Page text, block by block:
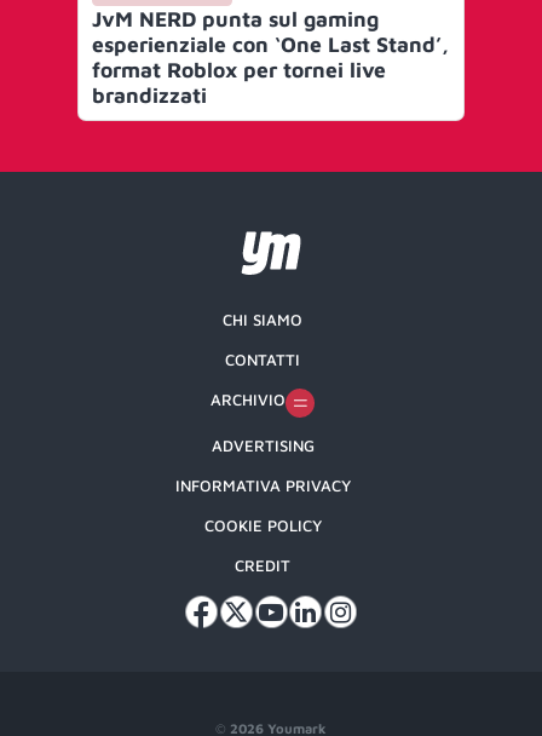
JvM NERD punta sul gaming
esperienziale con ‘One Last Stand’,
format Roblox per tornei live
brandizzati
© 2026 Youmark
CHI SIAMO
CONTATTI
ARCHIVIO
ADVERTISING
INFORMATIVA PRIVACY
COOKIE POLICY
CREDIT